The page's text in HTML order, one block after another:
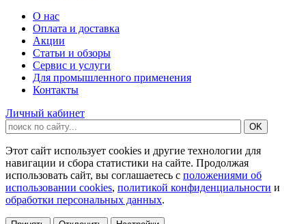
О нас
Оплата и доставка
Акции
Статьи и обзоры
Сервис и услуги
Для промышленного применения
Контакты
Личный кабинет
Этот сайт использует cookies и другие технологии для
навигации и сбора статистики на сайте. Продолжая
использовать сайт, вы соглашаетесь с положениями об
использовании cookies, политикой конфиденциальности и
обработки персональных данных.